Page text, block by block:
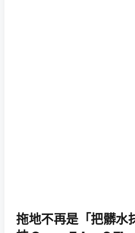
拖地不再是「把髒水